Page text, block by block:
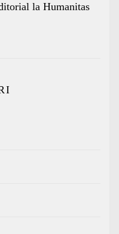
la Humanitas